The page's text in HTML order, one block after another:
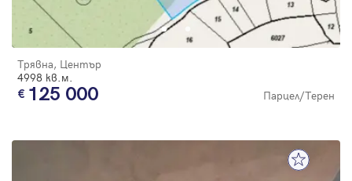
Трявна, Център
4998 кв.м.
125 000 Парцел/Терен